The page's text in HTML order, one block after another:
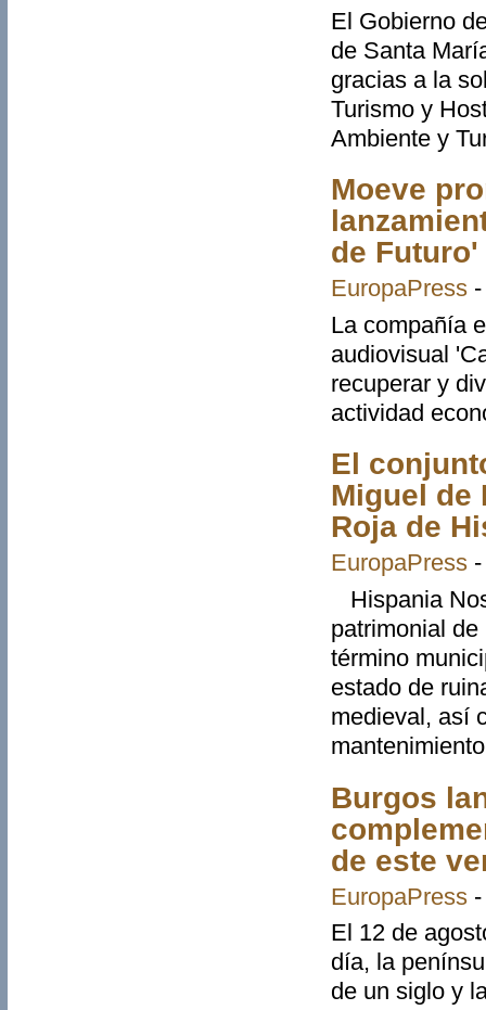
El Gobierno
de Santa
gracias a la
Turismo y
Ambiente y
Moeve
de Futuro'
EuropaPress
La compañía
audiovisual
recuperar y
actividad
El
Miguel de
Roja de
EuropaPress
Hispania
patrimonial
término
estado de
medieval, así
Burgos
de este
EuropaPress
El 12 de
día, la
de un siglo y